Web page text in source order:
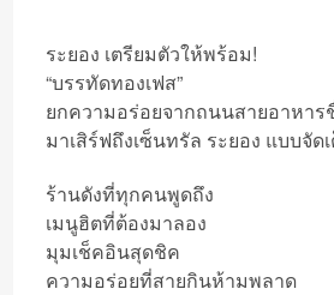
ระยอง เตรียมตัวให้พร้อม!
“บรรทัดทองเฟส”
ยกความอร่อยจากถนนสายอาหาร
มาเสิร์ฟถึงเซ็นทรัล ระยอง แบบจัด
ร้านดังที่ทุกคนพูดถึง
เมนูฮิตที่ต้องมาลอง
มุมเช็คอินสุดชิค
ความอร่อยที่สายกินห้ามพลาด